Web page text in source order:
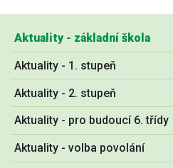
Aktuality - základní škola
Aktuality - 1. stupeň
Aktuality - 2. stupeň
Aktuality - pro budoucí 6. třídy
Aktuality - volba povolání